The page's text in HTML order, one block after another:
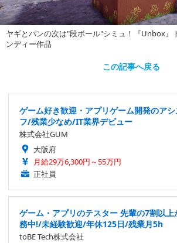
ヤギとパンの次は"段ボール"シミュ！『Unbox』
ンディー作品
この記事へ戻る
ゲーム好き歓迎・アプリゲーム開発のア
フ/残業少なめ/IT業界デビュー
株式会社GUM
大阪府
月給29万6,300円～55万円
正社員
ゲーム・アプリのテスター 先輩の7割以
務中!/未経験歓迎/年休125日/残業月5h
toBE Tech株式会社